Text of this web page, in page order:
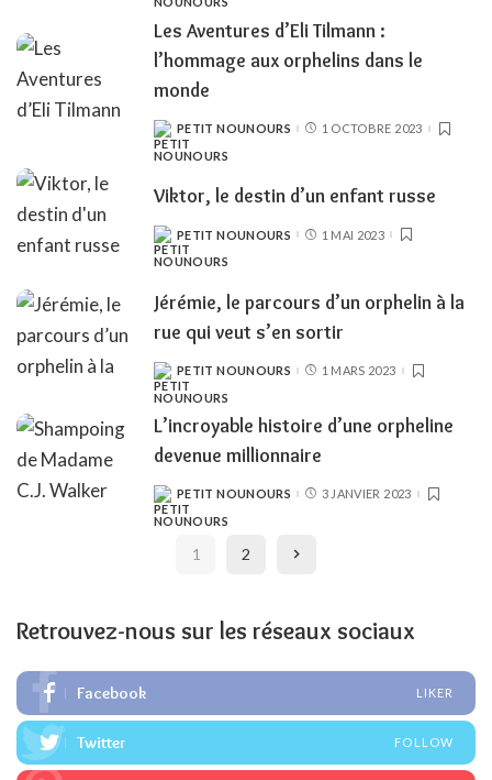
Les Aventures d’Eli Tilmann :
l’hommage aux orphelins dans le
monde
POSTED
BY
PETIT NOUNOURS 1 OCTOBRE 2023
Viktor, le destin d’un enfant russe
POSTED
BY
PETIT NOUNOURS 1 MAI 2023
Jérémie, le parcours d’un orphelin à la
rue qui veut s’en sortir
POSTED
BY
PETIT NOUNOURS 1 MARS 2023
L’incroyable histoire d’une orpheline
devenue millionnaire
POSTED
BY
PETIT NOUNOURS 3 JANVIER 2023
1 2
Retrouvez-nous sur les réseaux sociaux
Facebook LIKER
Twitter FOLLOW